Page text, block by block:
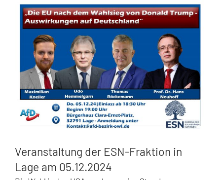
Zeige
grösseres
Bild
Veranstaltung der ESN-Fraktion in
Lage am 05.12.2024